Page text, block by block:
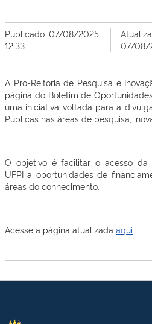
Publicado: 07/08/2025
12:33
07/08/
A Pró-Reitoria de Pesquisa e
página do Boletim de
uma iniciativa voltada para a
Públicas nas áreas de pesquisa,
O objetivo é facilitar o acesso da
UFPI a oportunidades de
áreas do conhecimento.
Acesse a página atualizada aqui